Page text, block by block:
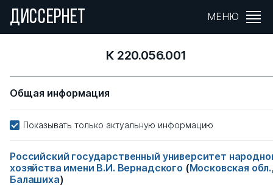
ДИССЕРНЕТ МЕНЮ
К 220.056.001
Общая информация
Показывать только актуальную информацию
Российский государственный университет
хозяйства имени В.И. Вернадского (Московская
Балашиха)